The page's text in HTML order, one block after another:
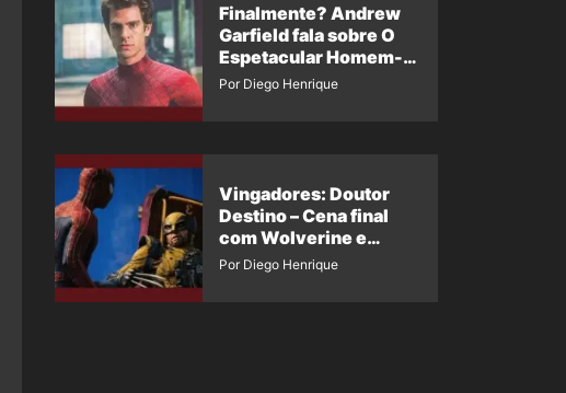
Finalmente? Andrew
Garfield fala sobre O
Espetacular Homem-
Aranha 3
Por Diego Henrique
Vingadores: Doutor
Destino – Cena final
com Wolverine e
Homem-Aranha de
Por Diego Henrique